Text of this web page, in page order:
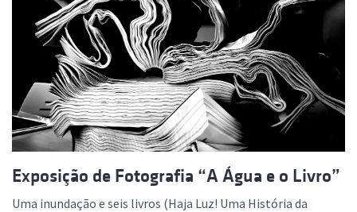
Exposição de Fotografia “A Água e o Livro”
Uma inundação e seis livros (Haja Luz! Uma História da